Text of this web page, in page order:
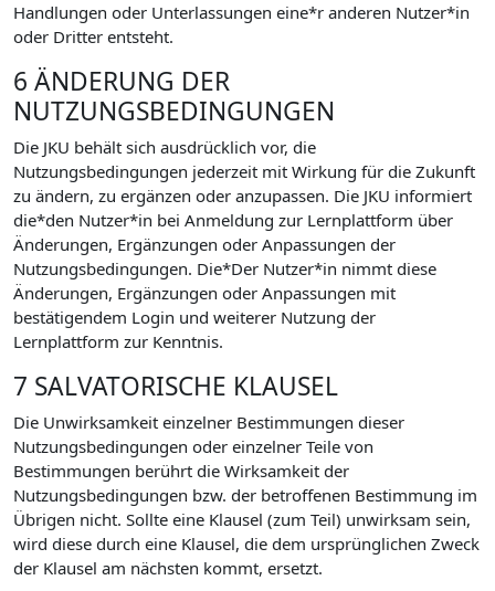
Handlungen oder Unterlassungen eine*r anderen Nutzer*in
oder Dritter entsteht.
6 ÄNDERUNG DER
NUTZUNGSBEDINGUNGEN
Die JKU behält sich ausdrücklich vor, die
Nutzungsbedingungen jederzeit mit Wirkung für die Zukunft
zu ändern, zu ergänzen oder anzupassen. Die JKU informiert
die*den Nutzer*in bei Anmeldung zur Lernplattform über
Änderungen, Ergänzungen oder Anpassungen der
Nutzungsbedingungen. Die*Der Nutzer*in nimmt diese
Änderungen, Ergänzungen oder Anpassungen mit
bestätigendem Login und weiterer Nutzung der
Lernplattform zur Kenntnis.
7 SALVATORISCHE KLAUSEL
Die Unwirksamkeit einzelner Bestimmungen dieser
Nutzungsbedingungen oder einzelner Teile von
Bestimmungen berührt die Wirksamkeit der
Nutzungsbedingungen bzw. der betroffenen Bestimmung im
Übrigen nicht. Sollte eine Klausel (zum Teil) unwirksam sein,
wird diese durch eine Klausel, die dem ursprünglichen Zweck
der Klausel am nächsten kommt, ersetzt.